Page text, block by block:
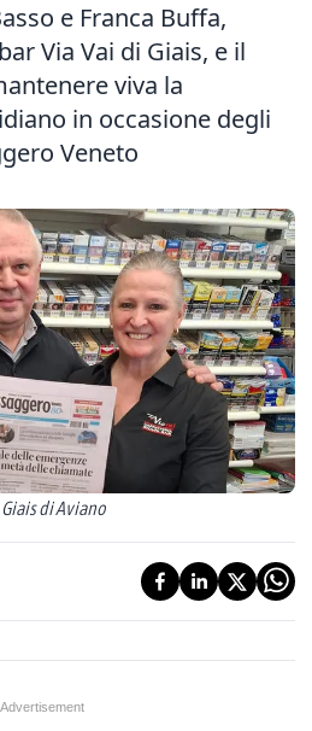
e Franca Buffa,
Via Vai di Giais, e il
viva la
in occasione degli
Veneto
di Aviano